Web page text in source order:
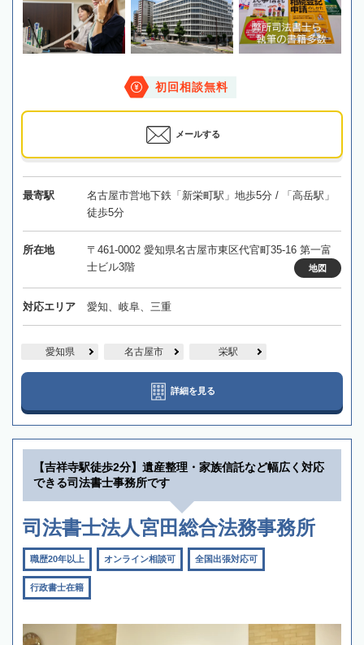
初回相談無料
メールする
最寄駅
名古屋市営地下鉄「新栄町駅」地歩5分 / 「高岳駅」
徒歩5分
所在地
〒461-0002 愛知県名古屋市東区代官町35-16 第一富
士ビル3階
地図
対応エリア 愛知、岐阜、三重
愛知県 名古屋市 栄駅
詳細を見る
【吉祥寺駅徒歩2分】遺産整理・家族信託など幅広く対応
できる司法書士事務所です
司法書士法人宮田総合法務事務所
職歴20年以上 オンライン相談可 全国出張対応可
行政書士在籍